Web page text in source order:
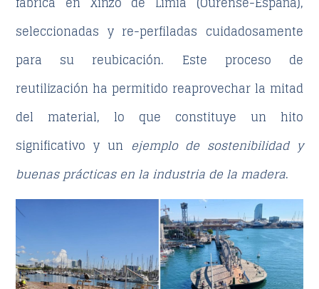
seleccionadas y re-perfiladas cuidadosamente
para su reubicación. Este proceso de
reutilización ha permitido reaprovechar la mitad
del material, lo que constituye un hito
significativo y un ejemplo de sostenibilidad y
buenas prácticas en la industria de la madera.